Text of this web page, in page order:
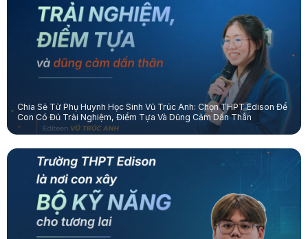
Chia Sẻ Từ Phụ Huynh Học Sinh Vũ Trúc Anh: Chọn THPT Edison Để
Con Có Đủ Trải Nghiệm, Điểm Tựa Và Dũng Cảm Dấn Thân